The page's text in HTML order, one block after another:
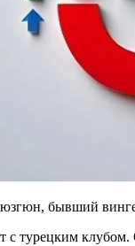
бывший
с турецким